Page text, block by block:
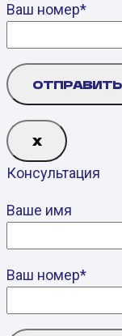
Ваш номер*
Х
Консультация
Ваше имя
Ваш номер*